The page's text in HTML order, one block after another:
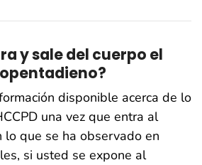
y sale del cuerpo el
disponible acerca de lo
una vez que entra al
lo que se ha observado en
si usted se expone al